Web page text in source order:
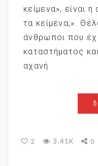
κείμενα», είναι
τα κείμενα;».
άνθρωποι που
καταστήματος
αχανή
2 3.41K 0